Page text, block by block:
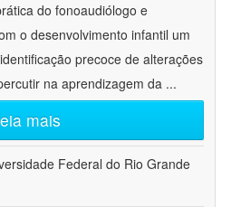
do fonoaudiólogo e
o desenvolvimento infantil um
precoce de alterações
na aprendizagem da ...
mais
Federal do Rio Grande